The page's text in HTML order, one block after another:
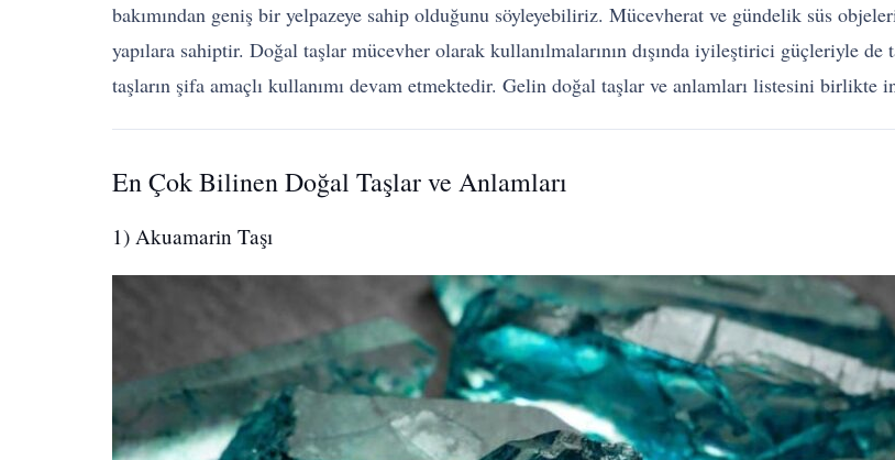
bakımından geniş bir yelpazeye sahip olduğunu söyleyebiliriz. Mücevherat ve gündelik süs
yapılara sahiptir. Doğal taşlar mücevher olarak kullanılmalarının dışında iyileştirici güçleriyle
taşların şifa amaçlı kullanımı devam etmektedir. Gelin doğal taşlar ve anlamları listesini birlikte
En Çok Bilinen Doğal Taşlar ve Anlamları
1) Akuamarin Taşı